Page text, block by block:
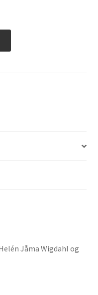
Jåma Wigdahl og